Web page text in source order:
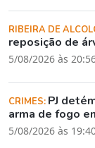
RIBEIRA DE
reposição de
5/08/2026 às
CRIMES: PJ
arma de fogo
5/08/2026 às